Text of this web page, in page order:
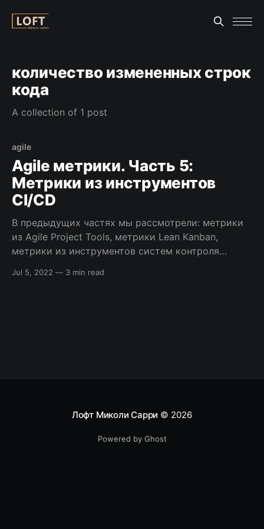
количество измененных строк
кода
A collection of 1 post
agile
Agile метрики. Часть 5:
Метрики из инструментов
CI/CD
В предыдущих частях мы рассмотрели: метрики
из Agile Project Tools, метрики Lean Kanban,
метрики из инструментов систем контроля
метрики из инструментов CI/CD. Эти метрики
Jul 5, 2022 — 3 min read
Лофт Миколи Сарри © 2026
Powered by Ghost